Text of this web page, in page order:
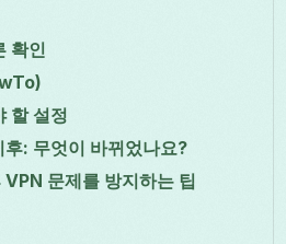
확인
할 설정
: 무엇이 바뀌었나요?
문제를 방지하는 팁